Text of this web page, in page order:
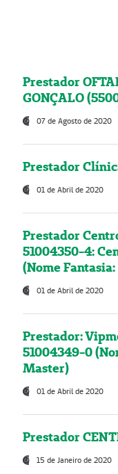
Prestador
GONÇALO
07 de Agosto de 2020
Prestador
01 de Abril de 2020
Prestador
51004350-4:
(Nome
01 de Abril de 2020
Prestador:
51004349-0
Master)
01 de Abril de 2020
Prestador
15 de Janeiro de 2020